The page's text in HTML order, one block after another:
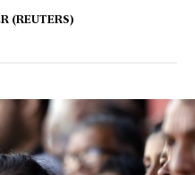
(REUTERS)